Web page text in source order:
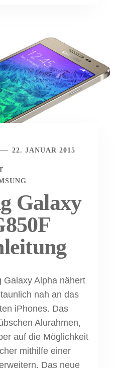
22. JANUAR 2015
Galaxy
Galaxy Alpha nähert
nah an das
iPhones. Das
Alurahmen,
auf die Möglichkeit
mithilfe einer
Das neue